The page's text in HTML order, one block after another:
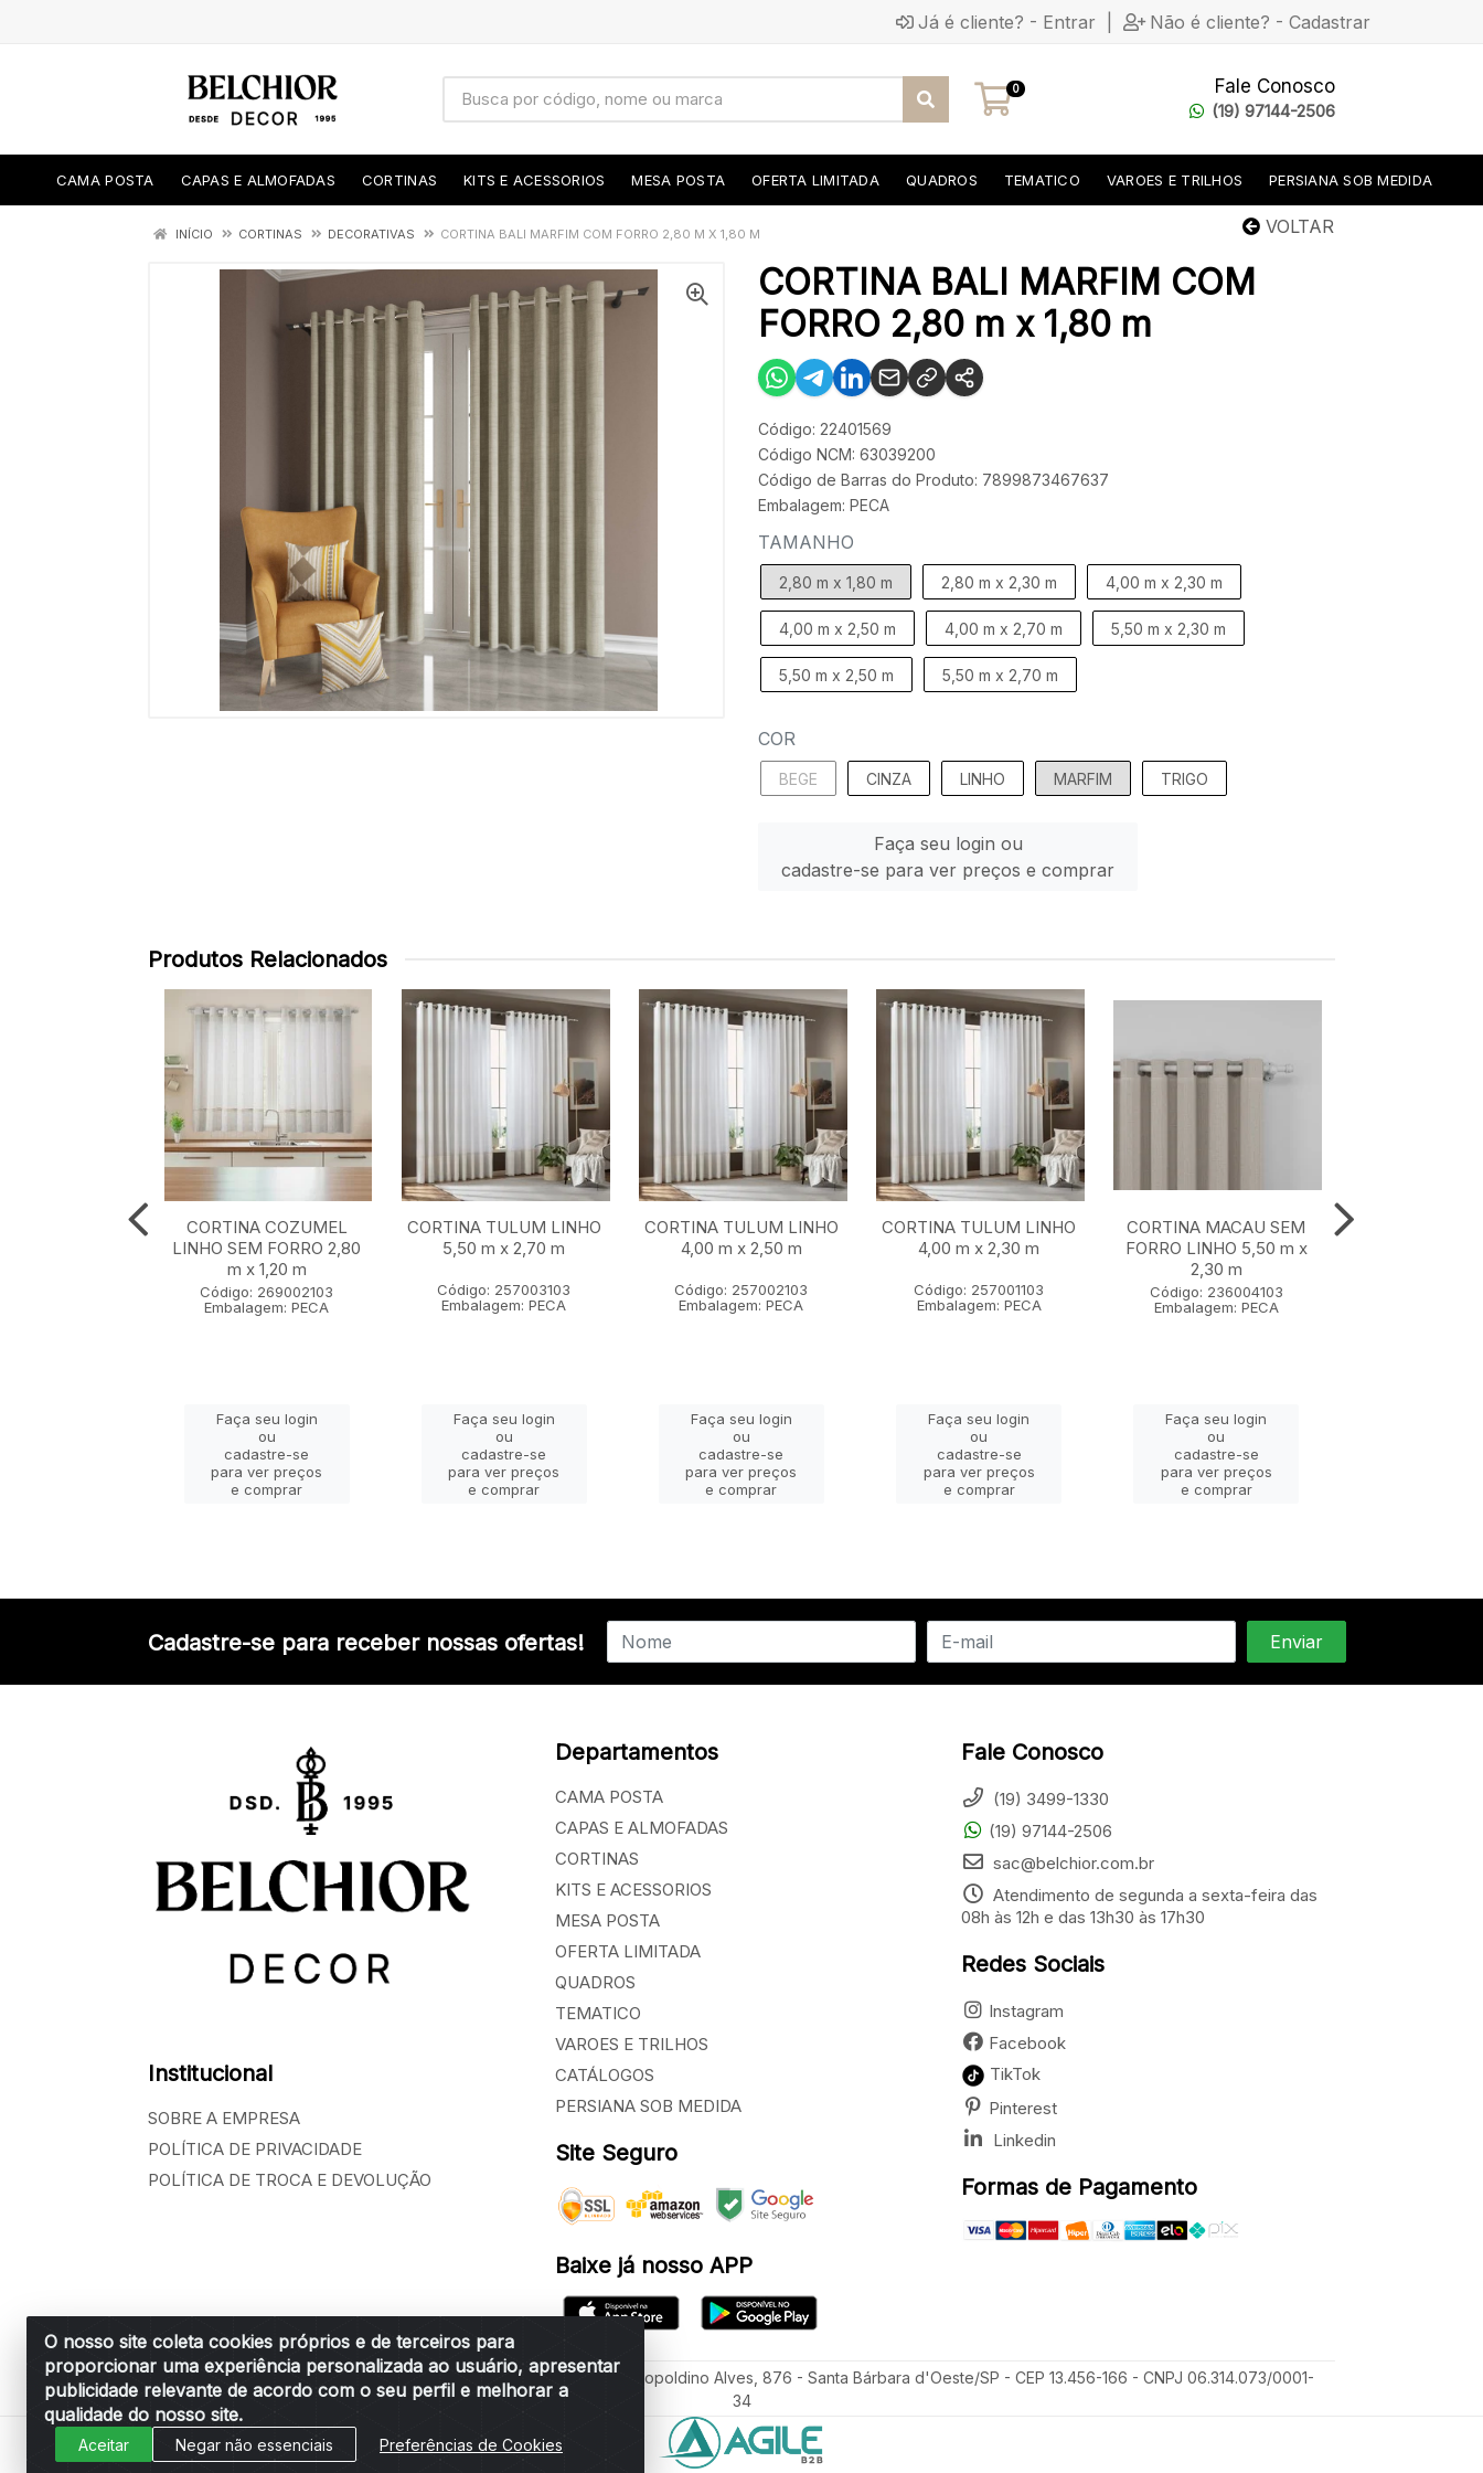
Já é cliente? - Entrar Não é cliente? - Cadastrar
0 Fale Conosco
(19) 97144-2506
CAMA POSTA CAPAS E ALMOFADAS CORTINAS KITS E ACESSORIOS MESA POSTA OFERTA LIMITADA QUADROS TEMATICO VAROES E TRILHOS PERSIANA SOB MEDIDA
VOLTAR
INÍCIO CORTINAS DECORATIVAS CORTINA BALI MARFIM COM FORRO 2,80 M X 1,80 M
CORTINA BALI MARFIM COM
FORRO 2,80 m x 1,80 m
Código: 22401569
Código NCM: 63039200
Código de Barras do Produto: 7899873467637
Embalagem: PECA
TAMANHO
2,80 m x 1,80 m 2,80 m x 2,30 m 4,00 m x 2,30 m
4,00 m x 2,50 m 4,00 m x 2,70 m 5,50 m x 2,30 m
5,50 m x 2,50 m 5,50 m x 2,70 m
COR
BEGE CINZA LINHO MARFIM TRIGO
Faça seu login ou
cadastre-se para ver preços e comprar
Produtos Relacionados
CORTINA COZUMEL
LINHO SEM FORRO 2,80
m x 1,20 m
Código: 269002103
Embalagem: PECA
Faça seu login
ou
cadastre-se
para ver preços
e comprar
CORTINA TULUM LINHO
5,50 m x 2,70 m
Código: 257003103
Embalagem: PECA
Faça seu login
ou
cadastre-se
para ver preços
e comprar
CORTINA TULUM LINHO
4,00 m x 2,50 m
Código: 257002103
Embalagem: PECA
Faça seu login
ou
cadastre-se
para ver preços
e comprar
CORTINA TULUM LINHO
4,00 m x 2,30 m
Código: 257001103
Embalagem: PECA
Faça seu login
ou
cadastre-se
para ver preços
e comprar
CORTINA MACAU SEM
FORRO LINHO 5,50 m x
2,30 m
Código: 236004103
Embalagem: PECA
Faça seu login
ou
cadastre-se
para ver preços
e comprar
O nosso site coleta cookies próprios e de terceiros para
proporcionar uma experiência personalizada ao usuário, apresentar
publicidade relevante de acordo com o seu perfil e melhorar a
qualidade do nosso site.
Aceitar Negar não essenciais Preferências de Cookies
Cadastre-se para receber nossas ofertas!
Institucional
SOBRE A EMPRESA
POLÍTICA DE PRIVACIDADE
POLÍTICA DE TROCA E DEVOLUÇÃO
Departamentos
CAMA POSTA
CAPAS E ALMOFADAS
CORTINAS
KITS E ACESSORIOS
MESA POSTA
OFERTA LIMITADA
QUADROS
TEMATICO
VAROES E TRILHOS
CATÁLOGOS
PERSIANA SOB MEDIDA
Site Seguro
Baixe já nosso APP
Fale Conosco
(19) 3499-1330
(19) 97144-2506
sac@belchior.com.br
Atendimento de segunda a sexta-feira das
08h às 12h e das 13h30 às 17h30
Redes Sociais
Instagram
Facebook
TikTok
Pinterest
Linkedin
Formas de Pagamento
Belchior Cortinas e Acessórios LTDA - R: Rua Vereador Sérgio Leopoldino Alves, 876 - Santa Bárbara d'Oeste/SP - CEP 13.456-166 - CNPJ 06.314.073/0001-
34